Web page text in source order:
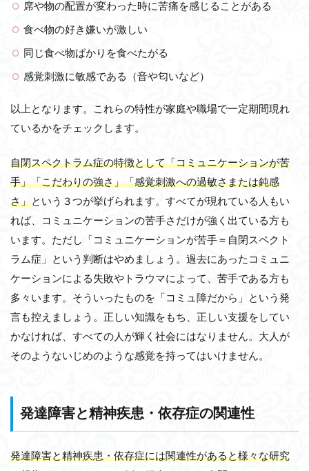
席や物の配置が変わった時に苦痛を感じることがある
食べ物の好き嫌いが激しい
同じ食べ物ばかりを食べたがる
感覚刺激に敏感である（音や匂いなど）
以上となります。これらの特性が家庭や職場で一定期間現れ
ているかをチェックします。
自閉スペクトラム症の特徴として「コミュニケーションが苦
手」「こだわりの強さ」「感覚刺激への過敏さまたは鈍感
さ」という３つが挙げられます。すべてが現れている人もい
れば、コミュニケーションの苦手さだけが強く出ている方も
います。ただし「コミュニケーションが苦手＝自閉スペクト
ラム症」という判断はやめましょう。過去にあったコミュニ
ケーションによる失敗やトラウマによって、苦手である方も
多々います。そういったものを「コミュ障だから」という発
言も控えましょう。正しい知識をもち、正しい支援をしてい
かなければ、すべての人が輝く社会にはなりません。大人が
そのようないじめのような感覚を持ってはいけません。
発達障害と精神疾患・依存症の関連性
発達障害と精神疾患・依存症には関連性があると様々な研究